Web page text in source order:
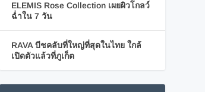
ELEMIS Rose Collection เผยผิวโกลว์
ฉ่ำใน 7 วัน
RAVA บีชคลับที่ใหญ่ที่สุดในไทย ใกล้
เปิดตัวแล้วที่ภูเก็ต